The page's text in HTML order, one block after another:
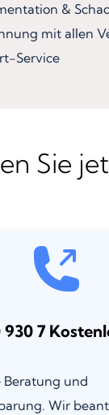
&
mit allen
Service
Sie
7
Beratung und
Wir